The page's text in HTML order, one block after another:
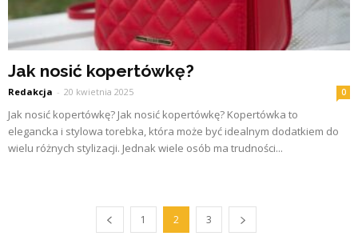
Jak nosić kopertówkę?
Redakcja - 20 kwietnia 2025 0
Jak nosić kopertówkę? Jak nosić kopertówkę? Kopertówka to
elegancka i stylowa torebka, która może być idealnym dodatkiem do
wielu różnych stylizacji. Jednak wiele osób ma trudności...
1 2 3